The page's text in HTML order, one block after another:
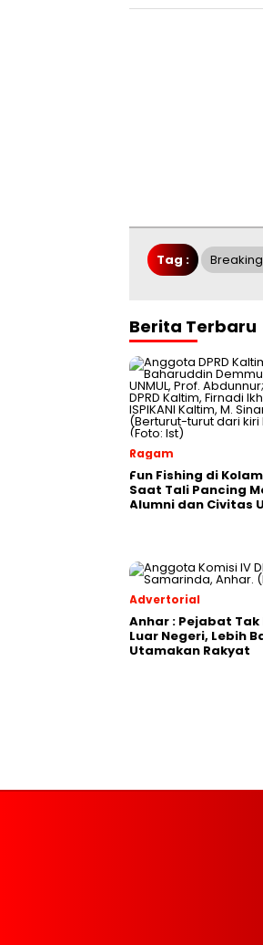
Tag :
Berita Terbaru
Ragam
Fun Fishing di
Saat Tali Pancing
Alumni dan Civitas
Advertorial
Anhar : Pejabat Tak
Luar Negeri, Lebih
Utamakan Rakyat